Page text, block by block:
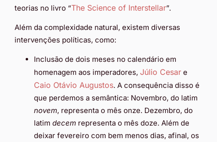
teorias no livro “The Science of Interstellar”.
Além da complexidade natural, existem diversas
intervenções políticas, como:
Inclusão de dois meses no calendário em
homenagem aos imperadores, Júlio Cesar e
Caio Otávio Augustos. A consequência disso é
que perdemos a semântica: Novembro, do latim
novem, representa o mês onze. Dezembro, do
latim decem representa o mês doze. Além de
deixar fevereiro com bem menos dias, afinal, os